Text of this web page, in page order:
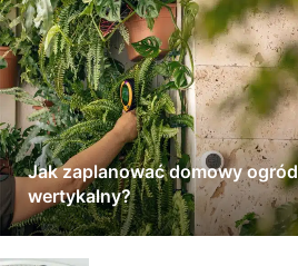
Jak zaplanować domowy ogród
wertykalny?